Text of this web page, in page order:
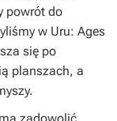
powrót do
w Uru: Ages
się po
planszach, a